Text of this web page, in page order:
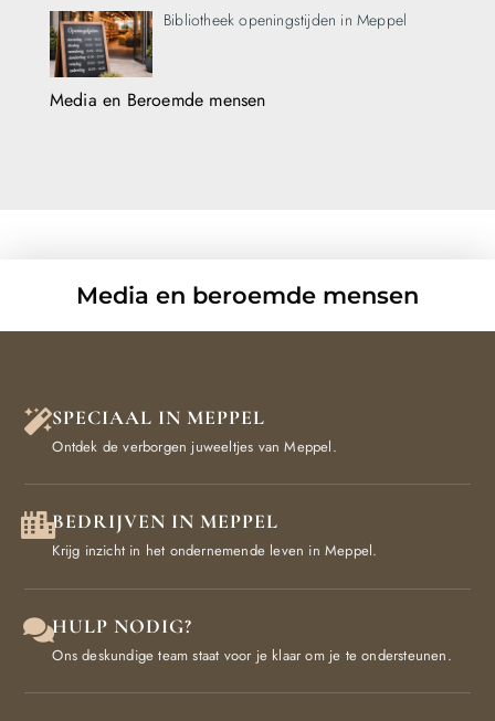
Bibliotheek openingstijden in Meppel
Media en Beroemde mensen
Media en beroemde mensen
SPECIAAL IN MEPPEL
Ontdek de verborgen juweeltjes van Meppel.
BEDRIJVEN IN MEPPEL
Krijg inzicht in het ondernemende leven in Meppel.
HULP NODIG?
Ons deskundige team staat voor je klaar om je te ondersteunen.